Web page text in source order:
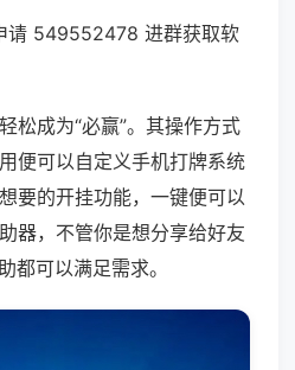
请 549552478 进群获取软
松成为“必赢”。其操作方式
便可以自定义手机打牌系统
要的开挂功能，一键便可以
器，不管你是想分享给好友
都可以满足需求。